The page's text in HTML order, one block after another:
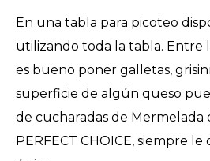
En una tabla para picoteo
utilizando toda la tabla. Entre
es bueno poner galletas,
superficie de algún queso
de cucharadas de
PERFECT CHOICE, siempre